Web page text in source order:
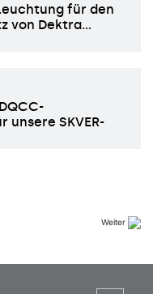
für den
von Dektra…
SKVER-
Weiter